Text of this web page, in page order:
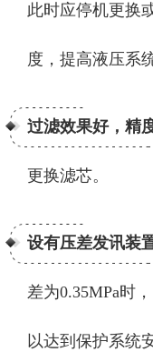
此时应停机更换
度，提高液压系
过滤效果好，精
更换滤芯。
设有压差发讯装
差为0.35MPa时
以达到保护系统